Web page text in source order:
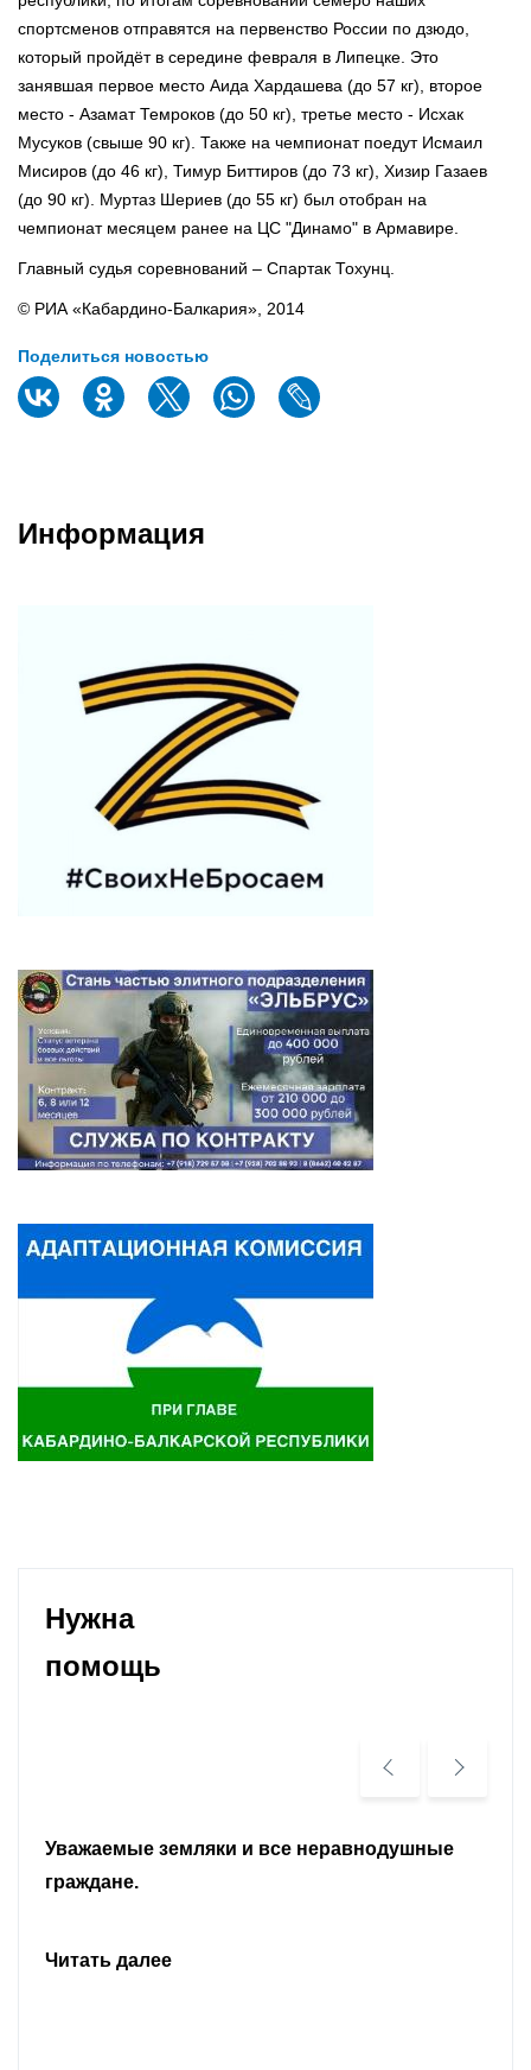
спортсменов отправятся на первенство России по дзюдо,
который пройдёт в середине февраля в Липецке. Это
занявшая первое место Аида Хардашева (до 57 кг), второе
место - Азамат Темроков (до 50 кг), третье место - Исхак
Мусуков (свыше 90 кг). Также на чемпионат поедут Исмаил
Мисиров (до 46 кг), Тимур Биттиров (до 73 кг), Хизир Газаев
(до 90 кг). Муртаз Шериев (до 55 кг) был отобран на
чемпионат месяцем ранее на ЦС "Динамо" в Армавире.
Главный судья соревнований – Спартак Тохунц.
© РИА «Кабардино-Балкария», 2014
Поделиться новостью
Информация
Нужна
помощь
Уважаемые земляки и все неравнодушные
граждане.
Читать далее